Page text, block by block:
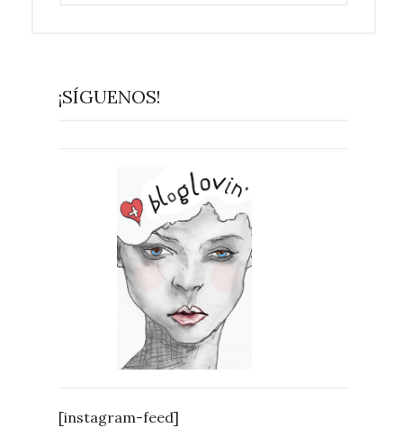
¡SÍGUENOS!
[instagram-feed]